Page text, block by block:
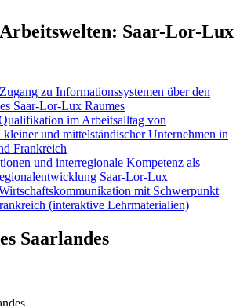
Saar-Lor-Lux
zu Informationssystemen über den
Saar-Lor-Lux Raumes
im Arbeitsalltag von
und mittelständischer Unternehmen in
Frankreich
und interregionale Kompetenz als
Saar-Lor-Lux
mit Schwerpunkt
(interaktive Lehrmaterialien)
Saarlandes